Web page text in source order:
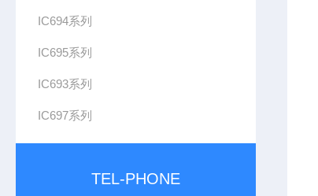
IC694系列
IC695系列
IC693系列
IC697系列
TEL-PHONE